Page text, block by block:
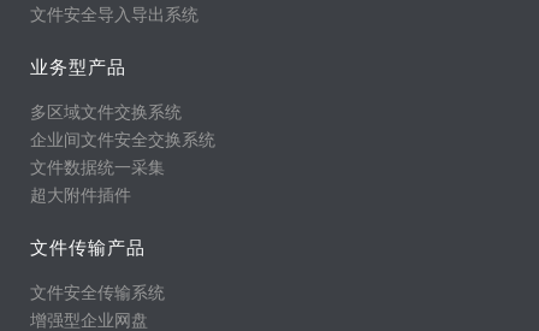
文件安全导入导出系统
业务型产品
多区域文件交换系统
企业间文件安全交换系统
文件数据统一采集
超大附件插件
文件传输产品
文件安全传输系统
增强型企业网盘